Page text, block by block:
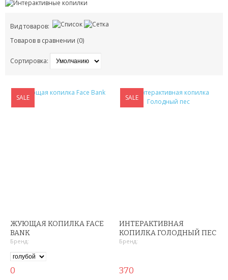
ПАТЧИ
КОСМЕТИЧЕКСКИЕ МАСКИ
КОСМЕТИЧКИ
ПЕНКИ ДЛЯ УМЫВАНИЯ
СЫВОРОТКА ДЛЯ ЛИЦА
ЗЕРКАЛО С LED ПОДСВЕТКОЙ
Вид товаров:
Товаров в сравнении (0)
Сортировка:
SALE
ЖУЮЩАЯ КОПИЛКА FACE
BANK
Бренд:
0
SALE
ИНТЕРАКТИВНАЯ
КОПИЛКА ГОЛОДНЫЙ ПЕС
Бренд:
370